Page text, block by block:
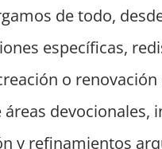
de todo,
específicas,
o
devocionales,
y refinamientos